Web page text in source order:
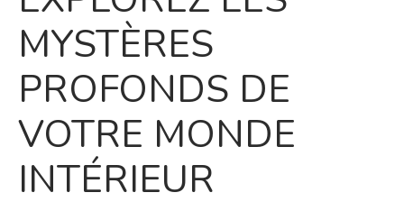
MYSTÈRES
PROFONDS DE
VOTRE MONDE
INTÉRIEUR